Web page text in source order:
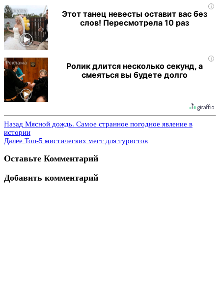
i
Этот танец невесты оставит вас без
слов! Пересмотрела 10 раз
i
Ролик длится несколько секунд, а
смеяться вы будете долго
Назад Мясной дождь. Самое странное погодное явление в
истории
Далее Топ-5 мистических мест для туристов
Оставьте Комментарий
Добавить комментарий